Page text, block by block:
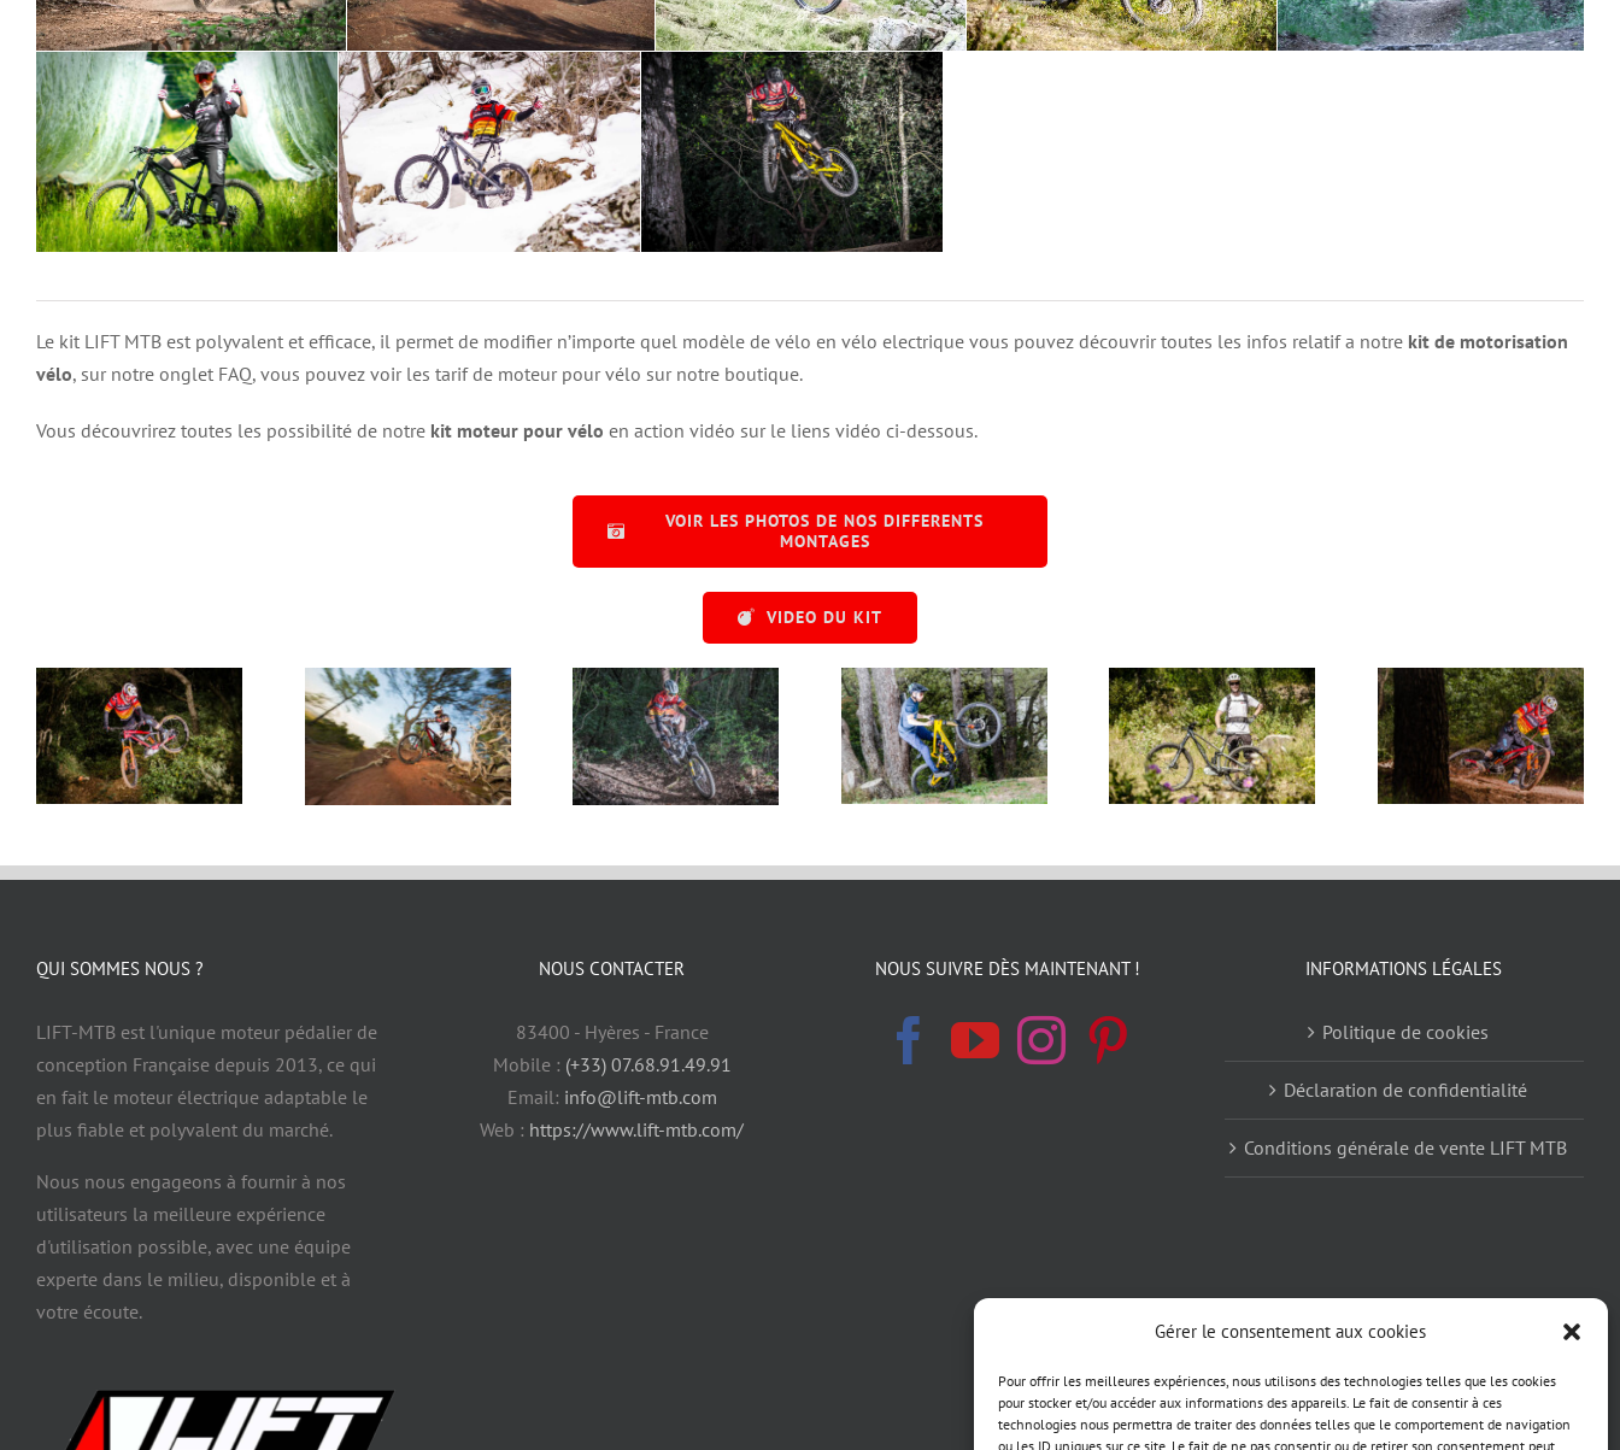
Gérer le consentement aux cookies
Pour offrir les meilleures expériences, nous utilisons des technologies telles que les cookies
pour stocker et/ou accéder aux informations des appareils. Le fait de consentir à ces
technologies nous permettra de traiter des données telles que le comportement de navigation
ou les ID uniques sur ce site. Le fait de ne pas consentir ou de retirer son consentement peut
Le kit LIFT MTB est polyvalent et efficace, il permet de modifier n’importe quel modèle de vélo en vélo electrique vous pouvez découvrir toutes les infos relatif a notre kit de motorisation
vélo, sur notre onglet FAQ, vous pouvez voir les tarif de moteur pour vélo sur notre boutique.
Vous découvrirez toutes les possibilité de notre kit moteur pour vélo en action vidéo sur le liens vidéo ci-dessous.
VOIR LES PHOTOS DE NOS DIFFERENTS
MONTAGES
VIDEO DU KIT
QUI SOMMES NOUS ?
LIFT-MTB est l'unique moteur pédalier de
conception Française depuis 2013, ce qui
en fait le moteur électrique adaptable le
plus fiable et polyvalent du marché.
Nous nous engageons à fournir à nos
utilisateurs la meilleure expérience
d'utilisation possible, avec une équipe
experte dans le milieu, disponible et à
votre écoute.
NOUS CONTACTER
83400 - Hyères - France
Mobile : (+33) 07.68.91.49.91
Email: info@lift-mtb.com
Web : https://www.lift-mtb.com/
NOUS SUIVRE DÈS MAINTENANT ! INFORMATIONS LÉGALES
Politique de cookies
Déclaration de confidentialité
Conditions générale de vente LIFT MTB